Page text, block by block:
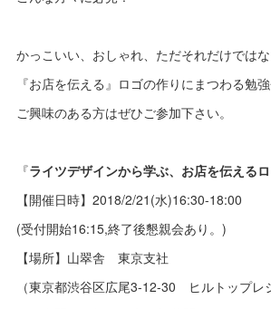
かっこいい、おしゃれ、ただそれだけでは
『お店を伝える』ロゴの作りにまつわる勉強
ご興味のある方はぜひご参加下さい。
『ライツデザインから学ぶ、お店を伝えるロ
【開催日時】2018/2/21(水)16:30-18:00
(受付開始16:15,終了後懇親会あり。)
【場所】山翠舎 東京支社
（東京都渋谷区広尾3-12-30 ヒルトップレ